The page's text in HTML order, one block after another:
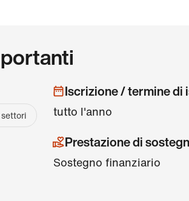
Iscrizione / termine di
tutto l'anno
Prestazione di
Sostegno finanziario